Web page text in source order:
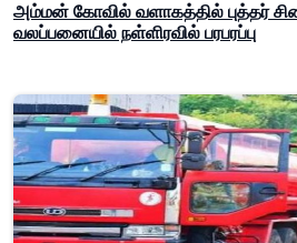
அம்மன் கோவில் வளாகத்தில் புத்தர்
வலப்பனையில் நள்ளிரவில் பரபரப்பு